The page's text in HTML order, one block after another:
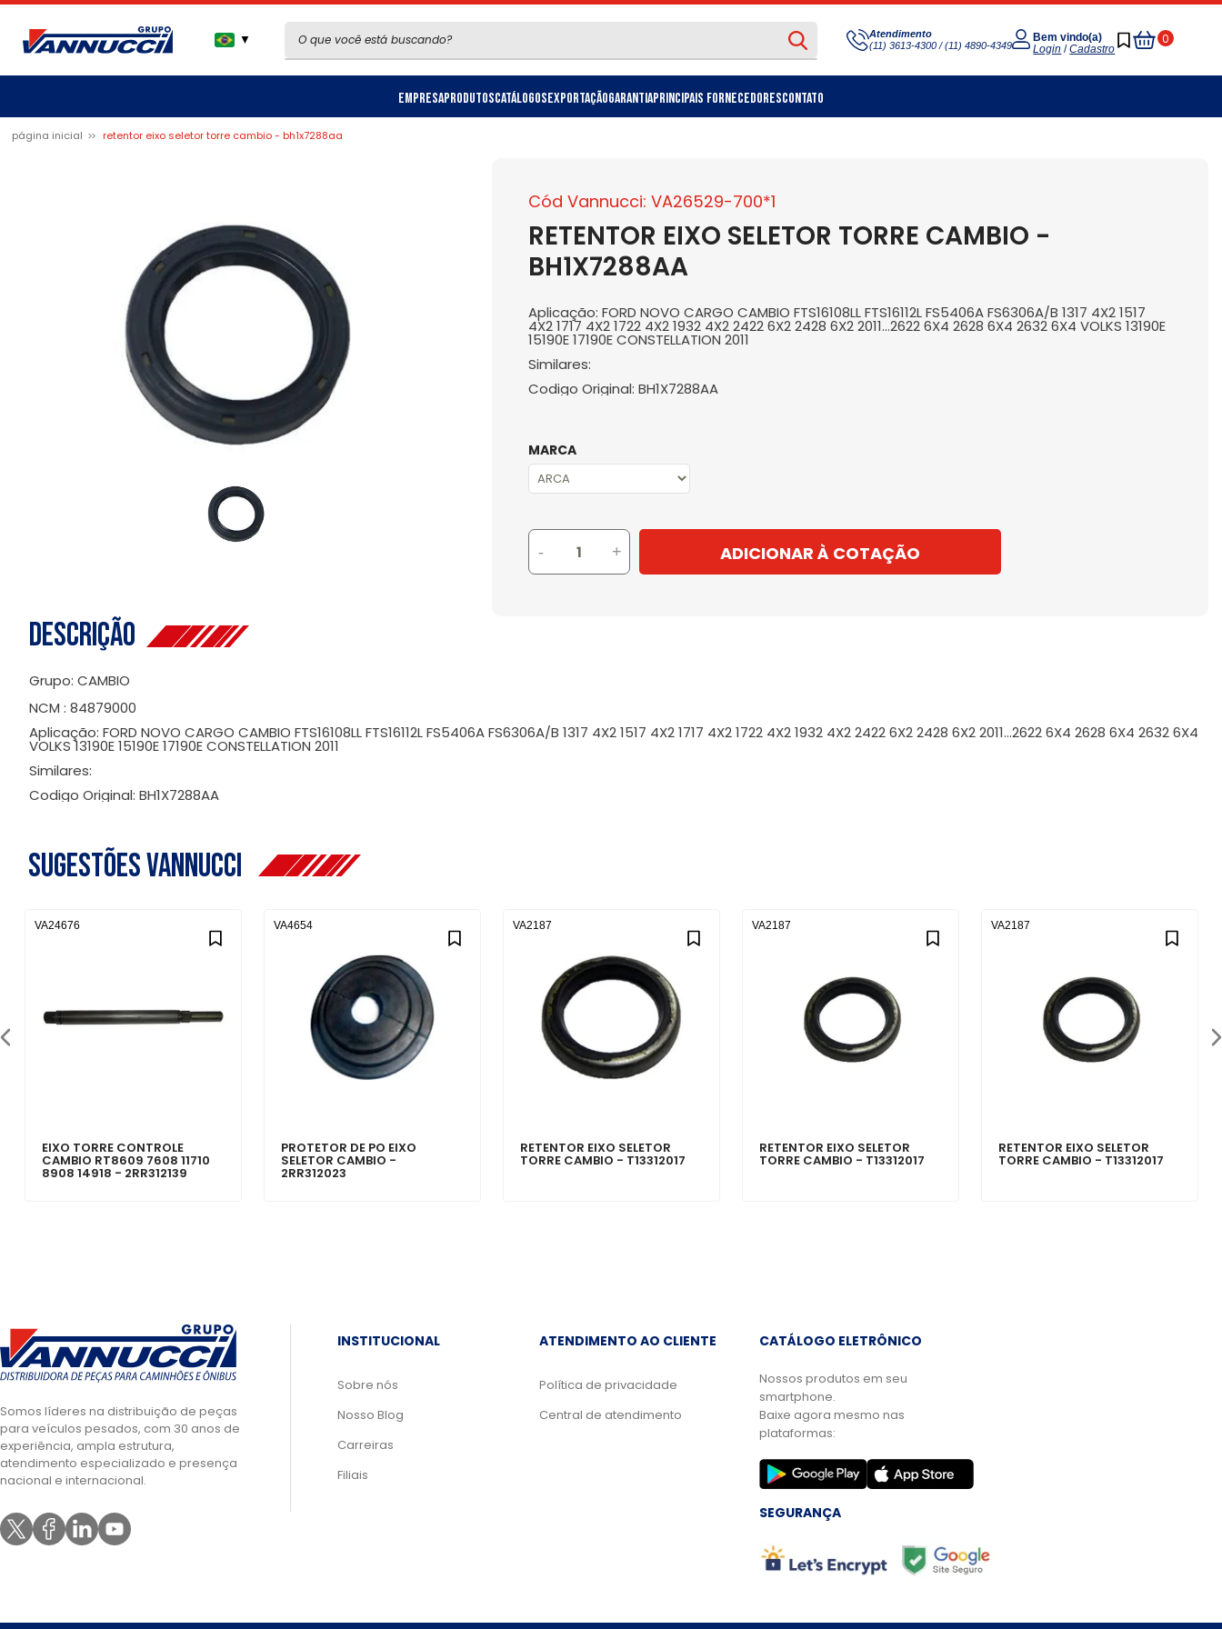
▼
Atendimento
(11) 3613-4300 / (11) 4890-4349
Bem vindo(a)
Login /Cadastro
0
Meu
Carrinho
EmpresaProdutosCatálogosExportaçãoGarantiaPrincipais FornecedoresContato
página inicial retentor eixo seletor torre cambio - bh1x7288aa
Cód Vannucci: VA26529-700*1
RETENTOR EIXO SELETOR TORRE CAMBIO -
BH1X7288AA
Aplicação: FORD NOVO CARGO CAMBIO FTS16108LL FTS16112L FS5406A FS6306A/B 1317 4X2 1517
4X2 1717 4X2 1722 4X2 1932 4X2 2422 6X2 2428 6X2 2011...2622 6X4 2628 6X4 2632 6X4 VOLKS 13190E
15190E 17190E CONSTELLATION 2011
Similares:
Codigo Original: BH1X7288AA
MARCA
- + ADICIONAR À COTAÇÃO
Descrição
Grupo: CAMBIO
NCM : 84879000
Aplicação: FORD NOVO CARGO CAMBIO FTS16108LL FTS16112L FS5406A FS6306A/B 1317 4X2 1517 4X2 1717 4X2 1722 4X2 1932 4X2 2422 6X2 2428 6X2 2011...2622 6X4 2628 6X4 2632 6X4
VOLKS 13190E 15190E 17190E CONSTELLATION 2011
Similares:
Codigo Original: BH1X7288AA
Sugestões Vannucci
EIXO TORRE CONTROLE
CAMBIO RT8609 7608 11710
8908 14918 - 2RR312139
VA24676
PROTETOR DE PO EIXO
SELETOR CAMBIO -
2RR312023
VA4654
RETENTOR EIXO SELETOR
TORRE CAMBIO - T13312017
VA2187
RETENTOR EIXO SELETOR
TORRE CAMBIO - T13312017
VA2187
RETENTOR EIXO SELETOR
TORRE CAMBIO - T13312017
VA2187
Somos líderes na distribuição de peças
para veículos pesados, com 30 anos de
experiência, ampla estrutura,
atendimento especializado e presença
nacional e internacional.
INSTITUCIONAL
Sobre nós
Nosso Blog
Carreiras
Filiais
ATENDIMENTO AO CLIENTE
Política de privacidade
Central de atendimento
CATÁLOGO ELETRÔNICO
Nossos produtos em seu
smartphone.
Baixe agora mesmo nas
plataformas:
SEGURANÇA